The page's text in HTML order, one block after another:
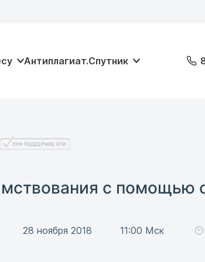
Антиплагиат.Спутник
с помощью
28 ноября 2018 11:00 Мск